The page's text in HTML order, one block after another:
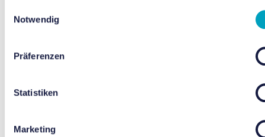
Notwendig
Präferenzen
Statistiken
Marketing